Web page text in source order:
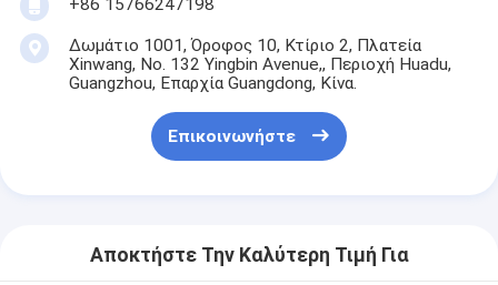
+86 15766247198
Δωμάτιο 1001, Όροφος 10, Κτίριο 2, Πλατεία
Xinwang, No. 132 Yingbin Avenue,, Περιοχή Huadu,
Guangzhou, Επαρχία Guangdong, Κίνα.
Επικοινωνήστε
Αποκτήστε Την Καλύτερη Τιμή Για